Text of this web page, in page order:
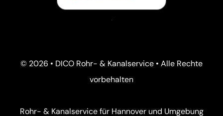
© 2026 • DICO Rohr- & Kanalservice • Alle Rechte
vorbehalten
Rohr- & Kanalservice für Hannover und Umgebung